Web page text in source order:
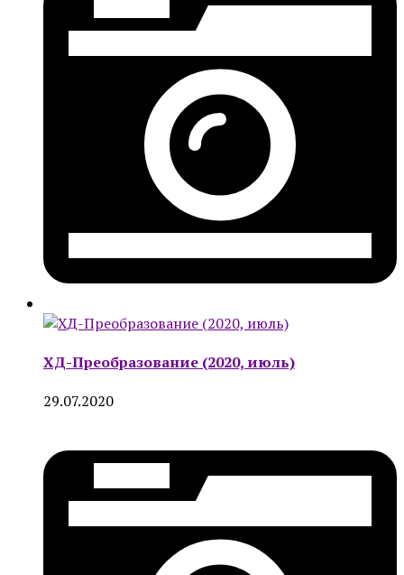
ХД-Преобразование (2020, июль)
29.07.2020